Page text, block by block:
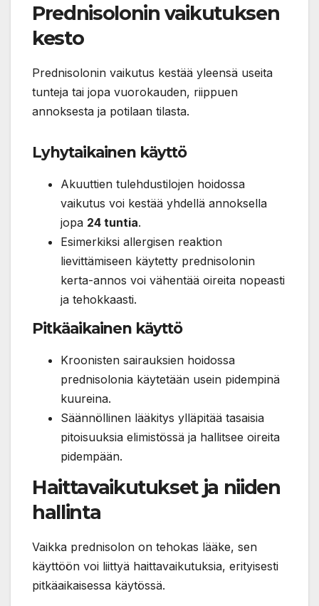
Prednisolonin vaikutuksen
kesto
Prednisolonin vaikutus kestää yleensä useita
tunteja tai jopa vuorokauden, riippuen
annoksesta ja potilaan tilasta.
Lyhytaikainen käyttö
Akuuttien tulehdustilojen hoidossa
vaikutus voi kestää yhdellä annoksella
jopa 24 tuntia.
Esimerkiksi allergisen reaktion
lievittämiseen käytetty prednisolonin
kerta-annos voi vähentää oireita nopeasti
ja tehokkaasti.
Pitkäaikainen käyttö
Kroonisten sairauksien hoidossa
prednisolonia käytetään usein pidempinä
kuureina.
Säännöllinen lääkitys ylläpitää tasaisia
pitoisuuksia elimistössä ja hallitsee oireita
pidempään.
Haittavaikutukset ja niiden
hallinta
Vaikka prednisolon on tehokas lääke, sen
käyttöön voi liittyä haittavaikutuksia, erityisesti
pitkäaikaisessa käytössä.